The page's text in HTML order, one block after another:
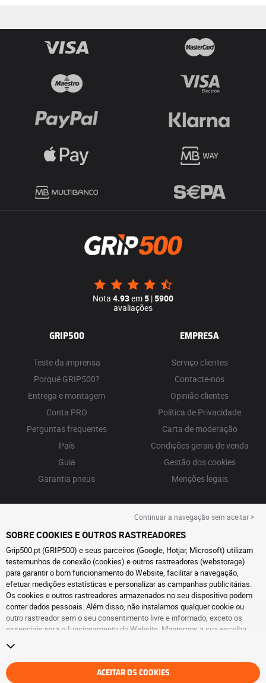
Nota 4.93em5 |5900
avaliações
GRIP500
Teste da imprensa
Porquê GRIP500?
Entrega e montagem
Conta PRO
Perguntas frequentes
País
Guia
Garantia pneus
EMPRESA
Serviço clientes
Contacte-nos
Opinião clientes
Política de Privacidade
Carta de moderação
Condições gerais de venda
Gestão dos cookies
Menções legais
Continuar a navegação sem aceitar >
SOBRE COOKIES E OUTROS RASTREADORES
Grip500.pt (GRIP500) e seus parceiros (Google, Hotjar, Microsoft) utilizam
testemunhos de conexão (cookies) e outros rastreadores (webstorage)
para garantir o bom funcionamento do Website, facilitar a navegação,
efetuar medições estatísticas e personalizar as campanhas publicitárias.
Os cookies e outros rastreadores armazenados no seu dispositivo podem
conter dados pessoais. Além disso, não instalamos qualquer cookie ou
outro rastreador sem o seu consentimento livre e informado, exceto os
essenciais para o funcionamento do Website. Mantemos a sua escolha
aceder à
a navegar sem aceitar a instalação de cookies ou outros rastreadores. A
recusa não prejudica o acesso aos serviços GRIP500. Para obter mais
ACEITAR OS COOKIES